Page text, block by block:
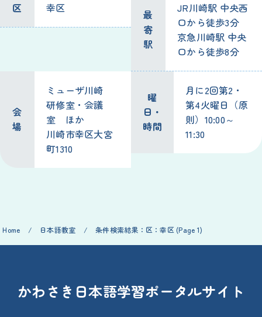
区 幸区
最
寄
駅
JR川崎駅 中央西
口から徒歩3分
京急川崎駅 中央
口から徒歩8分
会
場
ミューザ川崎
研修室・会議
室 ほか
川崎市幸区大宮
町1310
曜
日・
時間
月に2回第2・
第4火曜日（原
則）10:00～
11:30
Home / 日本語教室 / 条件検索結果：区：幸区 (Page 1)
かわさき日本語学習ポータルサイト